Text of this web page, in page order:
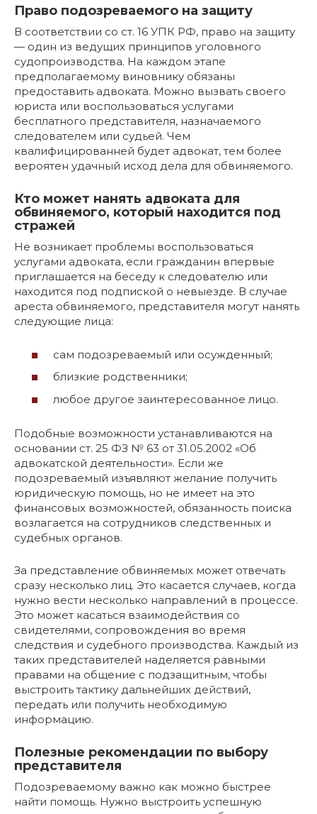
Право подозреваемого на защиту
В соответствии со ст. 16 УПК РФ, право на защиту
— один из ведущих принципов уголовного
судопроизводства. На каждом этапе
предполагаемому виновнику обязаны
предоставить адвоката. Можно вызвать своего
юриста или воспользоваться услугами
бесплатного представителя, назначаемого
следователем или судьей. Чем
квалифицированней будет адвокат, тем более
вероятен удачный исход дела для обвиняемого.
Кто может нанять адвоката для
обвиняемого, который находится под
стражей
Не возникает проблемы воспользоваться
услугами адвоката, если гражданин впервые
приглашается на беседу к следователю или
находится под подпиской о невыезде. В случае
ареста обвиняемого, представителя могут нанять
следующие лица:
сам подозреваемый или осужденный;
близкие родственники;
любое другое заинтересованное лицо.
Подобные возможности устанавливаются на
основании ст. 25 ФЗ № 63 от 31.05.2002 «Об
адвокатской деятельности». Если же
подозреваемый изъявляют желание получить
юридическую помощь, но не имеет на это
финансовых возможностей, обязанность поиска
возлагается на сотрудников следственных и
судебных органов.
За представление обвиняемых может отвечать
сразу несколько лиц. Это касается случаев, когда
нужно вести несколько направлений в процессе.
Это может касаться взаимодействия со
свидетелями, сопровождения во время
следствия и судебного производства. Каждый из
таких представителей наделяется равными
правами на общение с подзащитным, чтобы
выстроить тактику дальнейших действий,
передать или получить необходимую
информацию.
Полезные рекомендации по выбору
представителя
Подозреваемому важно как можно быстрее
найти помощь. Нужно выстроить успешную